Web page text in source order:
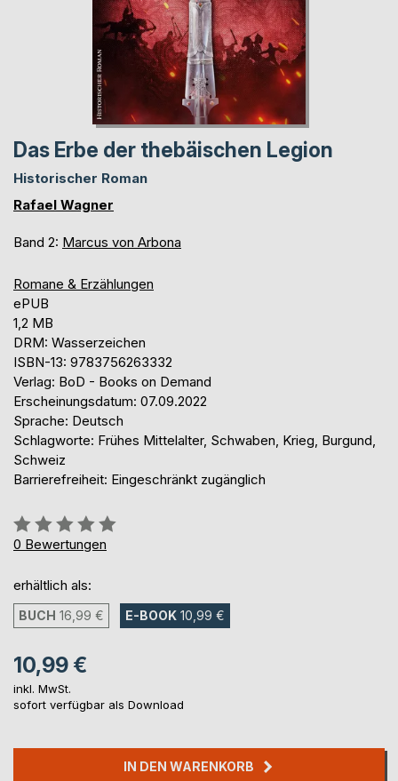
Das Erbe der thebäischen Legion
Historischer Roman
Rafael Wagner
Band 2: Marcus von Arbona
Romane & Erzählungen
ePUB
1,2 MB
DRM: Wasserzeichen
ISBN-13: 9783756263332
Verlag: BoD - Books on Demand
Erscheinungsdatum: 07.09.2022
Sprache: Deutsch
Schlagworte: Frühes Mittelalter, Schwaben, Krieg, Burgund,
Schweiz
Barrierefreiheit: Eingeschränkt zugänglich
Bewertung::
0%
0 Bewertungen
erhältlich als:
BUCH 16,99 € E-BOOK 10,99 €
10,99 €
inkl. MwSt.
sofort verfügbar als Download
IN DEN WARENKORB